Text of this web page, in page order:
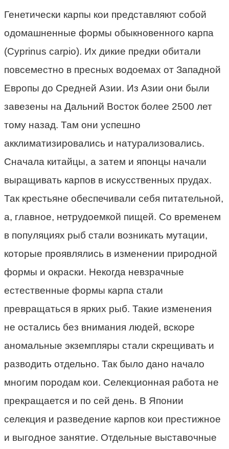
Генетически карпы кои представляют собой
одомашненные формы обыкновенного карпа
(Cyprinus carpio). Их дикие предки обитали
повсеместно в пресных водоемах от Западной
Европы до Средней Азии. Из Азии они были
завезены на Дальний Восток более 2500 лет
тому назад. Там они успешно
акклиматизировались и натурализовались.
Сначала китайцы, а затем и японцы начали
выращивать карпов в искусственных прудах.
Так крестьяне обеспечивали себя питательной,
а, главное, нетрудоемкой пищей. Со временем
в популяциях рыб стали возникать мутации,
которые проявлялись в изменении природной
формы и окраски. Некогда невзрачные
естественные формы карпа стали
превращаться в ярких рыб. Такие изменения
не остались без внимания людей, вскоре
аномальные экземпляры стали скрещивать и
разводить отдельно. Так было дано начало
многим породам кои. Селекционная работа не
прекращается и по сей день. В Японии
селекция и разведение карпов кои престижное
и выгодное занятие. Отдельные выставочные